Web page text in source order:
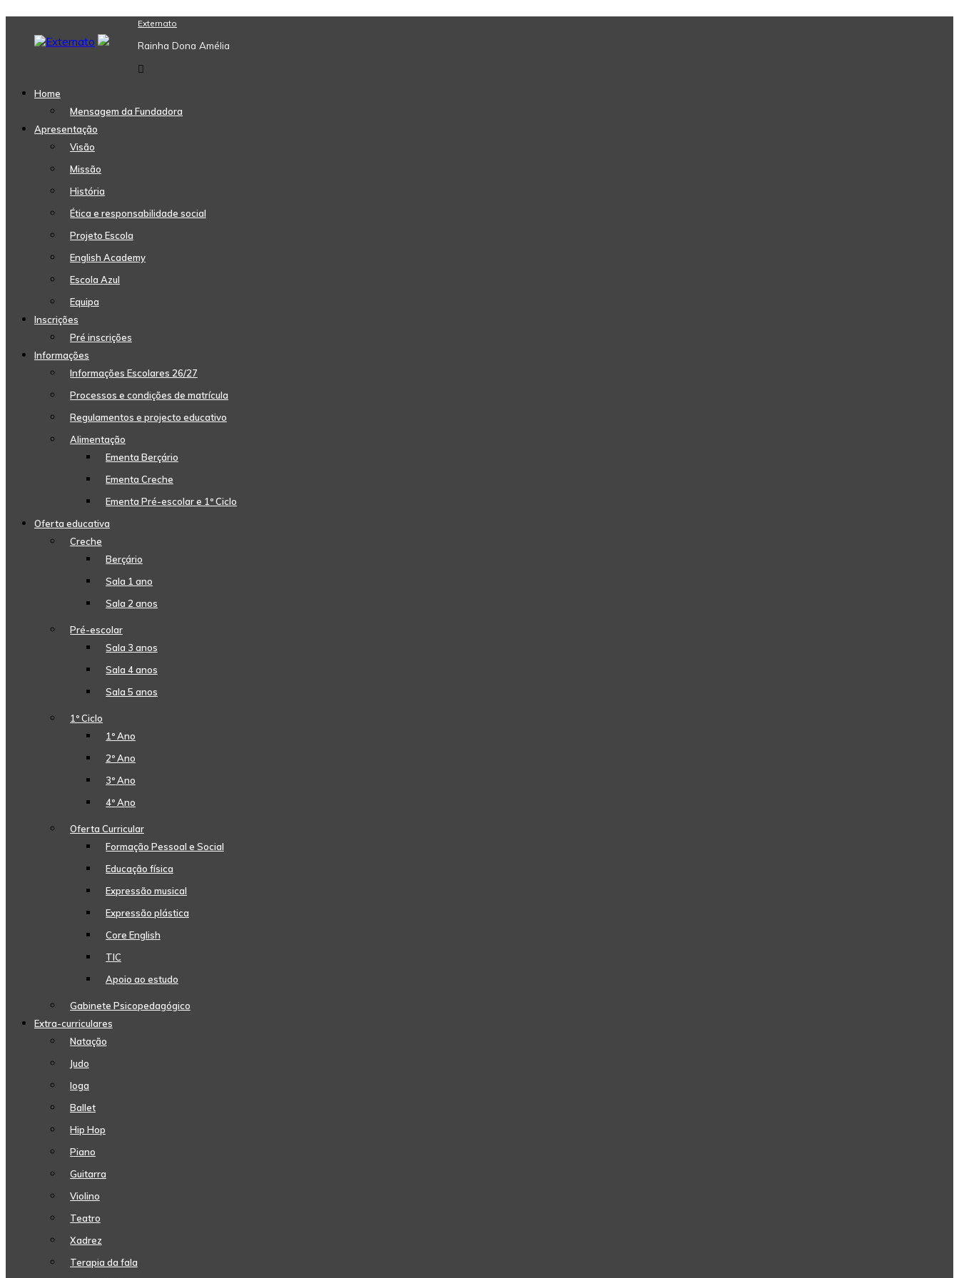
content
Externato
Rainha Dona Amélia
Home
Mensagem da Fundadora
Apresentação
Visão
Missão
História
Ética e responsabilidade social
Projeto Escola
English Academy
Escola Azul
Equipa
Inscrições
Pré inscrições
Informações
Informações Escolares 26/27
Processos e condições de matrícula
Regulamentos e projecto educativo
Alimentação
Ementa Berçário
Ementa Creche
Ementa Pré-escolar e 1º Ciclo
Oferta educativa
Creche
Berçário
Sala 1 ano
Sala 2 anos
Pré-escolar
Sala 3 anos
Sala 4 anos
Sala 5 anos
1º Ciclo
1º Ano
2º Ano
3º Ano
4º Ano
Oferta Curricular
Formação Pessoal e Social
Educação física
Expressão musical
Expressão plástica
Core English
TIC
Apoio ao estudo
Gabinete Psicopedagógico
Extra-curriculares
Natação
Judo
Ioga
Ballet
Hip Hop
Piano
Guitarra
Violino
Teatro
Xadrez
Terapia da fala